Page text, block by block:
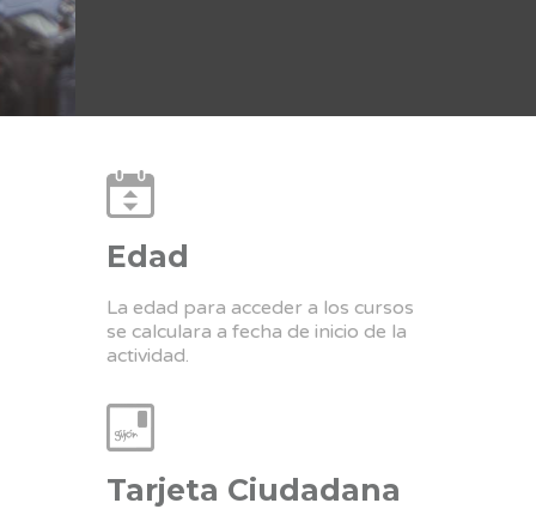
Edad
La edad para acceder a los cursos
se calculara a fecha de inicio de la
actividad.
Tarjeta Ciudadana